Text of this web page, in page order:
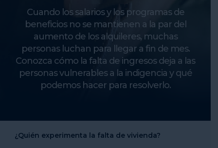
Cuando los salarios y los programas de
beneficios no se mantienen a la par del
aumento de los alquileres, muchas
personas luchan para llegar a fin de mes.
Conozca cómo la falta de ingresos deja a las
personas vulnerables a la indigencia y qué
podemos hacer para resolverlo.
¿Quién experimenta la falta de vivienda?